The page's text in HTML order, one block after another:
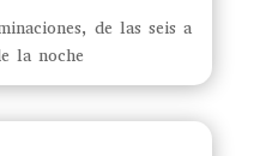
de las seis a
la noche